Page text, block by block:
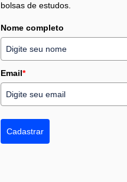
bolsas de estudos.
Nome completo
Email*
Cadastrar